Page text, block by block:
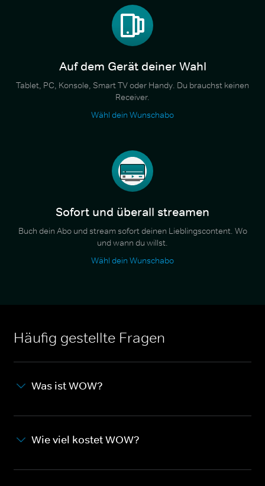
Auf dem Gerät deiner Wahl
Tablet, PC, Konsole, Smart TV oder Handy. Du brauchst keinen
Receiver.
Wähl dein Wunschabo
Sofort und überall streamen
Buch dein Abo und stream sofort deinen Lieblingscontent. Wo
und wann du willst.
Wähl dein Wunschabo
Häufig gestellte Fragen
Was ist WOW?
Wie viel kostet WOW?